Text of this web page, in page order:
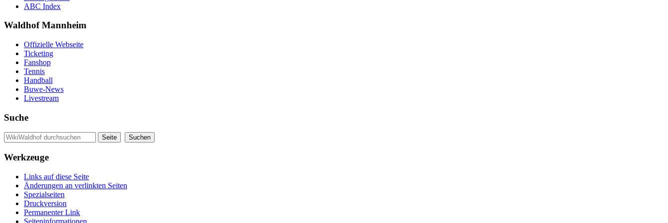
ABC Index
Waldhof Mannheim
Offizielle Webseite
Ticketing
Fanshop
Tennis
Handball
Buwe-News
Livestream
Suche
Werkzeuge
Links auf diese Seite
Änderungen an verlinkten Seiten
Spezialseiten
Druckversion
Permanenter Link
Seiten­informationen